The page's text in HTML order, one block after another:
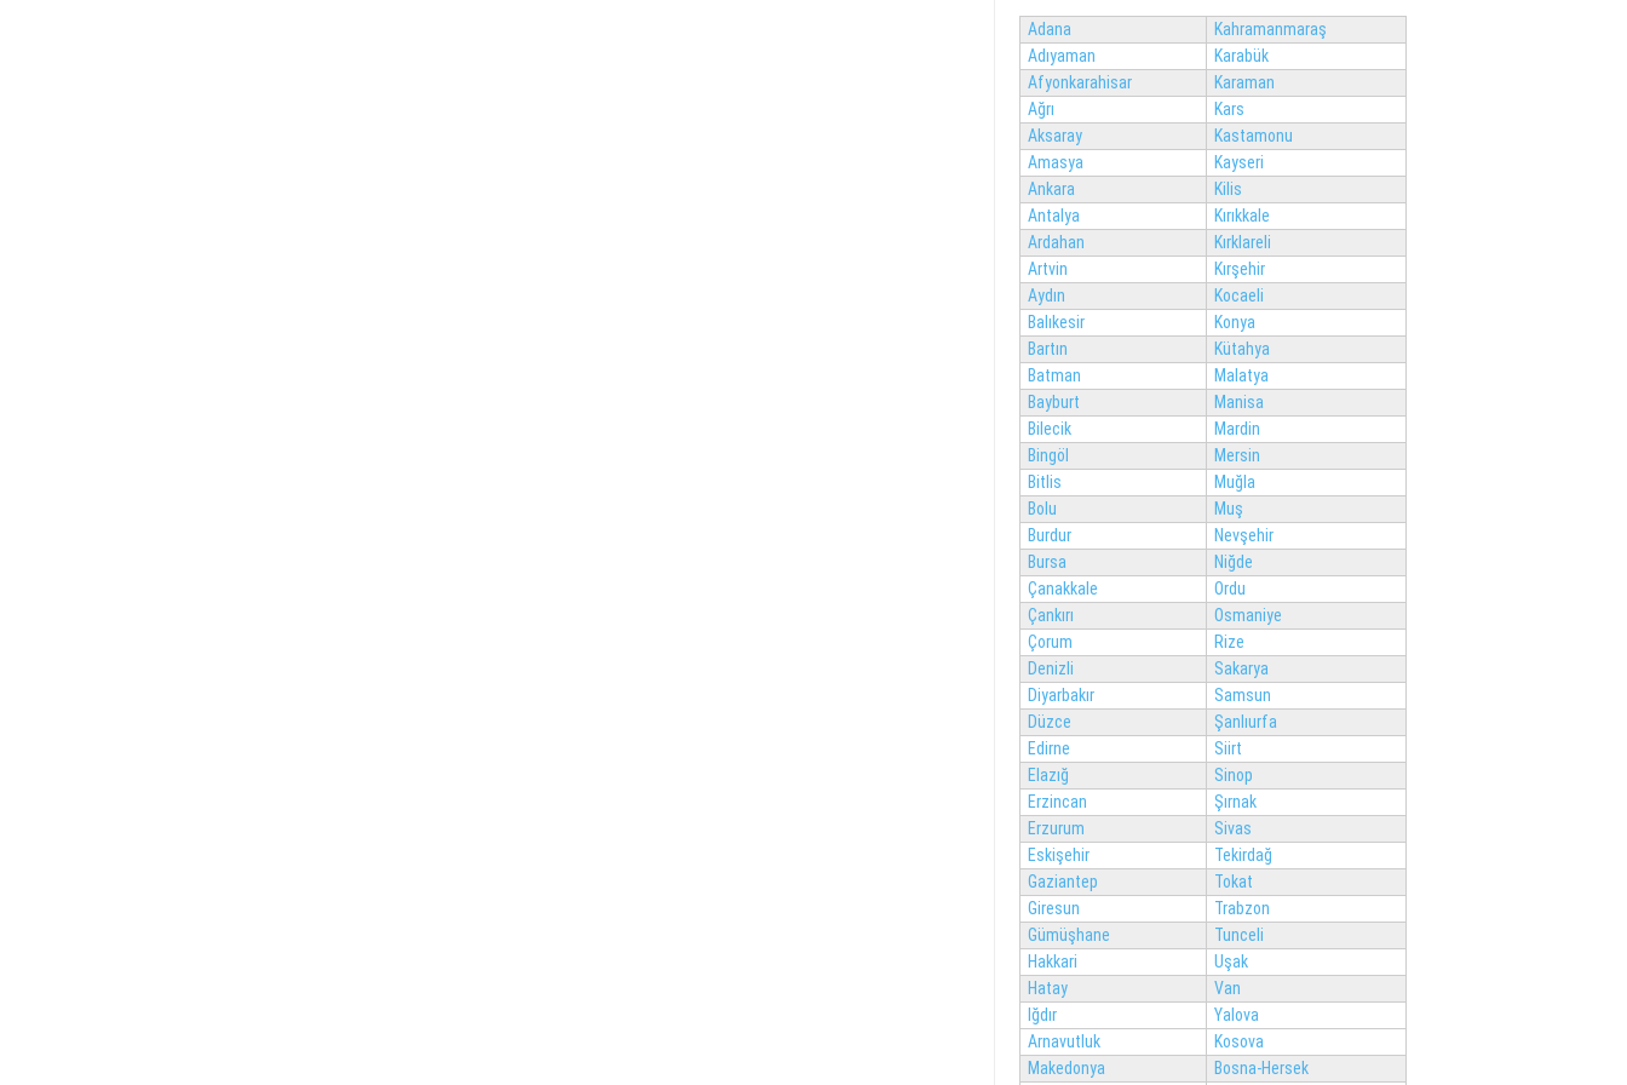
Adana
Kahramanmaraş
Adıyaman
Karabük
Afyonkarahisar
Karaman
Ağrı
Kars
Aksaray
Kastamonu
Amasya
Kayseri
Ankara
Kilis
Antalya
Kırıkkale
Ardahan
Kırklareli
Artvin
Kırşehir
Aydın
Kocaeli
Balıkesir
Konya
Bartın
Kütahya
Batman
Malatya
Bayburt
Manisa
Bilecik
Mardin
Bingöl
Mersin
Bitlis
Muğla
Bolu
Muş
Burdur
Nevşehir
Bursa
Niğde
Çanakkale
Ordu
Çankırı
Osmaniye
Çorum
Rize
Denizli
Sakarya
Diyarbakır
Samsun
Düzce
Şanlıurfa
Edirne
Siirt
Elazığ
Sinop
Erzincan
Şırnak
Erzurum
Sivas
Eskişehir
Tekirdağ
Gaziantep
Tokat
Giresun
Trabzon
Gümüşhane
Tunceli
Hakkari
Uşak
Hatay
Van
Iğdır
Yalova
Arnavutluk
Kosova
Makedonya
Bosna-Hersek